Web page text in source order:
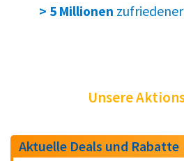
> 5 Millionen
Unsere
Aktuelle Deals und Rabatte